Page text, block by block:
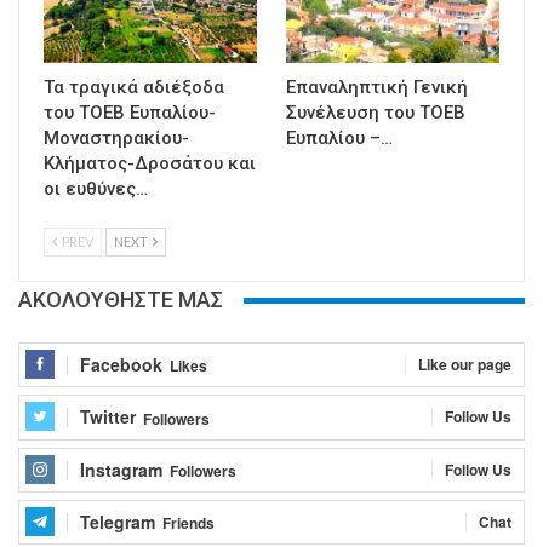
Τα τραγικά αδιέξοδα
του ΤΟΕΒ Ευπαλίου-
Μοναστηρακίου-
Κλήματος-Δροσάτου και
οι ευθύνες…
Επαναληπτική Γενική
Συνέλευση του ΤΟΕΒ
Ευπαλίου –…
PREV NEXT
ΑΚΟΛΟΥΘΗΣΤΕ ΜΑΣ
Facebook Likes Like our page
Twitter Followers Follow Us
Instagram Followers Follow Us
Telegram Friends Chat